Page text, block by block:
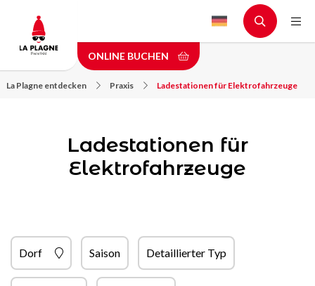
main
content
ONLINE BUCHEN
La Plagne entdecken Praxis Ladestationen für Elektrofahrzeuge
Ladestationen für
Elektrofahrzeuge
Dorf Saison Detaillierter Typ